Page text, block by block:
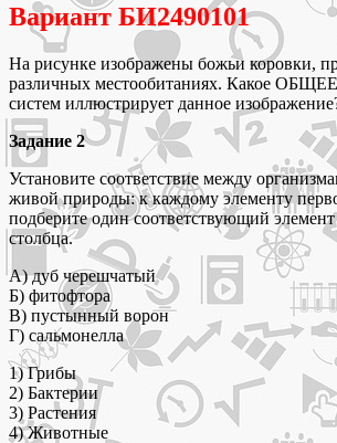
Вариант БИ2490101
На рисунке изображены божьи коровки,
различных местообитаниях. Какое
систем иллюстрирует данное
Задание 2
Установите соответствие между
живой природы: к каждому элементу
подберите один соответствующий элемент
столбца.
А) дуб черешчатый
Б) фитофтора
В) пустынный ворон
Г) сальмонелла
1) Грибы
2) Бактерии
3) Растения
4) Животные